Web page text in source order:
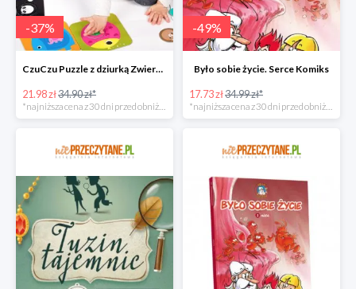
-37%
CzuCzu Puzzle z dziurką Zwierzątka
21.98 zł34.90 zł*
-49%
Było sobie życie. Serce Komiks
17.73 zł34.99 zł*